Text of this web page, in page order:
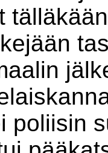
poliisin